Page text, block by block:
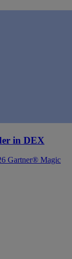
in DEX
Gartner® Magic